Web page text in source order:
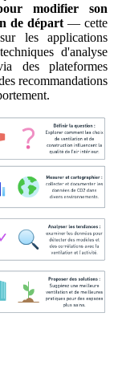
modifier son
de départ— cette
les applications
d'analyse
des plateformes
recommandations